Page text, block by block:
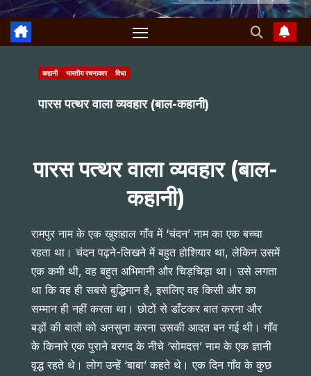
कहानी भारतीय रचनाकार विधा
पारस पत्थर वाला व्यवहार (बाल-कहानी)
पारस पत्थर वाला व्यवहार (बाल-
कहानी)
रामपुर नाम के एक खुशहाल गाँव में ‘चंदन’ नाम का एक बच्चा
रहता था। चंदन पढ़ने-लिखने में बहुत होशियार था, लेकिन उसमें
एक कमी थी, वह बहुत अभिमानी और चिड़चिड़ा था। उसे लगता
था कि वह ही सबसे बुद्धिमान है, इसलिए वह किसी और का
सम्मान ही नहीं करता था। छोटों से डाँटकर बात करना और
बड़ों की बातों को अनसुना करना उसकी आदत बन गई थी। गाँव
के किनारे एक पुराने बरगद के नीचे ‘सोमदत्त’ नाम के एक ज्ञानी
वृद्ध रहते थे। लोग उन्हें ‘बाबा’ कहते थे। एक दिन गाँव के कुछ